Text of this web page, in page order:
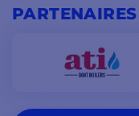
PARTENAIRES